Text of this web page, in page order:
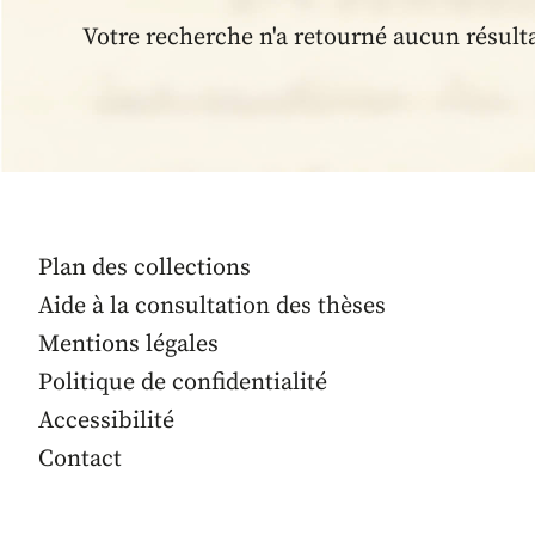
Votre recherche n'a retourné aucun
Plan des collections
Aide à la consultation des thèses
Mentions légales
Politique de confidentialité
Accessibilité
Contact